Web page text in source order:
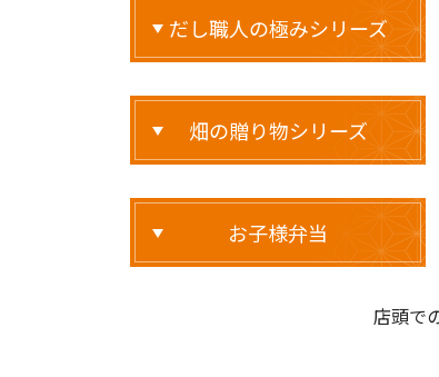
だし職人の極みシリーズ
畑の贈り物シリーズ
お子様弁当
店頭で